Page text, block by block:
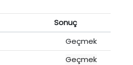
Sonuç
Geçmek
Geçmek